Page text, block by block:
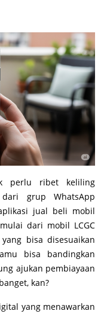
perlu ribet keliling
grup WhatsApp
jual beli mobil
dari mobil LCGC
bisa disesuaikan
bisa bandingkan
ajukan pembiayaan
kan?
yang menawarkan